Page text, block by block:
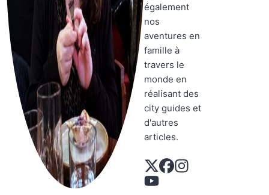
également
nos
aventures en
famille à
travers le
monde en
réalisant des
city guides et
d'autres
articles.